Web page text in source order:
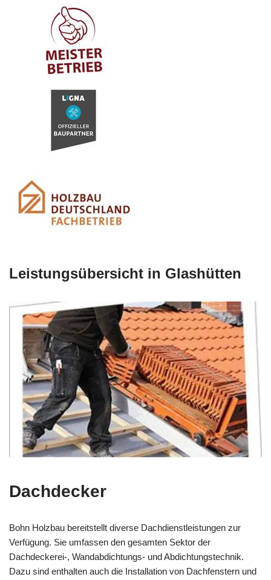
Leistungsübersicht in Glashütten
Dachdecker
Bohn Holzbau bereitstellt diverse Dachdienstleistungen zur
Verfügung. Sie umfassen den gesamten Sektor der
Dachdeckerei-, Wandabdichtungs- und Abdichtungstechnik.
Dazu sind enthalten auch die Installation von Dachfenstern und